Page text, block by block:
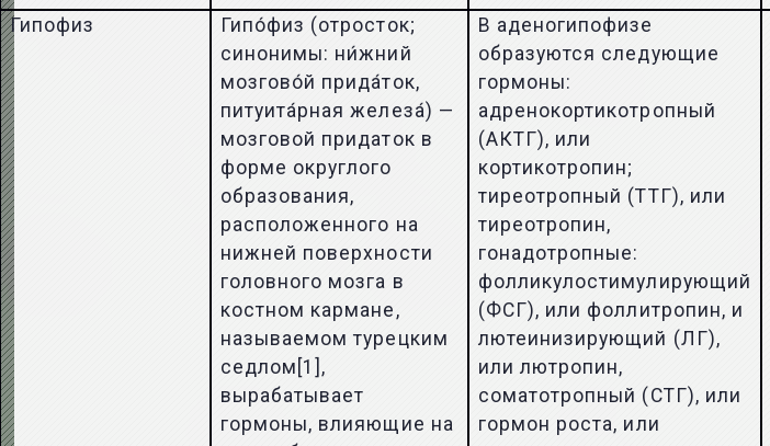
Гипофиз
Гипо́физ (отросток;
синонимы: ни́жний
мозгово́й прида́ток,
питуита́рная железа́) —
мозговой придаток в
форме округлого
образования,
расположенного на
нижней поверхности
головного мозга в
костном кармане,
называемом турецким
седлом[1],
вырабатывает
гормоны, влияющие на
В аденогипофизе
образуются следующие
гормоны:
адренокортикотропный
(АКТГ), или
кортикотропин;
тиреотропный (ТТГ), или
тиреотропин,
гонадотропные:
фолликулостимулирующий
(ФСГ), или фоллитропин, и
лютеинизирующий (ЛГ),
или лютропин,
соматотропный (СТГ), или
гормон роста, или